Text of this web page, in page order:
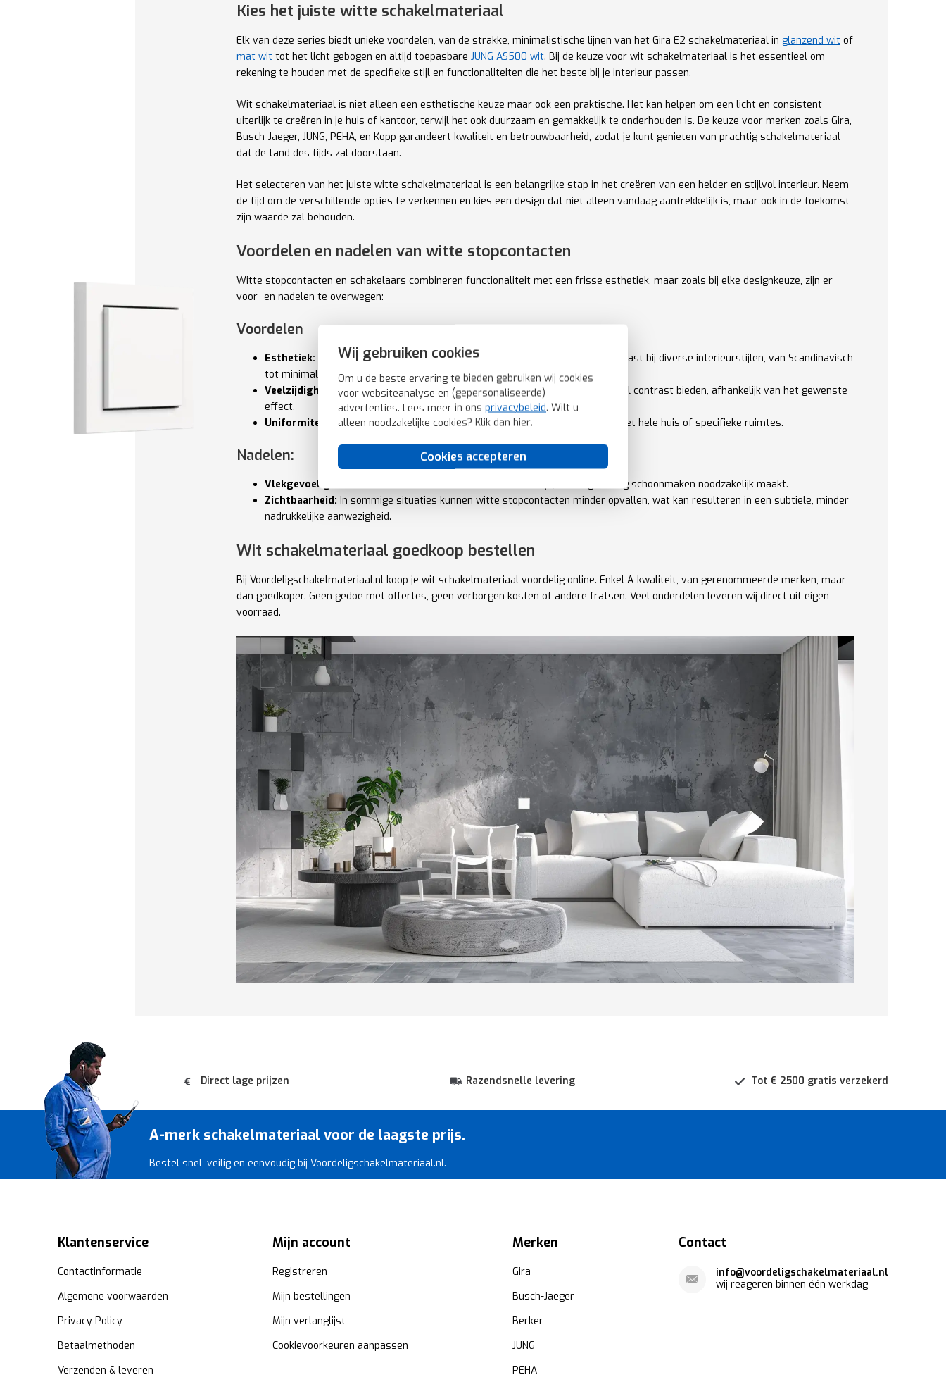
Wij gebruiken cookies
Om u de beste ervaring te bieden gebruiken wij cookies
voor websiteanalyse en (gepersonaliseerde)
advertenties. Lees meer in ons privacybeleid. Wilt u
alleen noodzakelijke cookies? Klik dan hier.
Cookies accepteren
Kies het juiste witte schakelmateriaal
Elk van deze series biedt unieke voordelen, van de strakke, minimalistische lijnen van het Gira E2 schakelmateriaal in glanzend wit of
mat wit tot het licht gebogen en altijd toepasbare JUNG AS500 wit. Bij de keuze voor wit schakelmateriaal is het essentieel om
rekening te houden met de specifieke stijl en functionaliteiten die het beste bij je interieur passen.
Wit schakelmateriaal is niet alleen een esthetische keuze maar ook een praktische. Het kan helpen om een licht en consistent
uiterlijk te creëren in je huis of kantoor, terwijl het ook duurzaam en gemakkelijk te onderhouden is. De keuze voor merken zoals Gira,
Busch-Jaeger, JUNG, PEHA, en Kopp garandeert kwaliteit en betrouwbaarheid, zodat je kunt genieten van prachtig schakelmateriaal
dat de tand des tijds zal doorstaan.
Het selecteren van het juiste witte schakelmateriaal is een belangrijke stap in het creëren van een helder en stijlvol interieur. Neem
de tijd om de verschillende opties te verkennen en kies een design dat niet alleen vandaag aantrekkelijk is, maar ook in de toekomst
zijn waarde zal behouden.
Voordelen en nadelen van witte stopcontacten
Witte stopcontacten en schakelaars combineren functionaliteit met een frisse esthetiek, maar zoals bij elke designkeuze, zijn er
voor- en nadelen te overwegen:
Voordelen
Esthetiek: Witte stopcontacten bieden een frisse en moderne look die goed past bij diverse interieurstijlen, van Scandinavisch
tot minimalistisch.
Veelzijdigheid: Ze kunnen naadloos opgaan in lichte muren of juist een subtiel contrast bieden, afhankelijk van het gewenste
effect.
Uniformiteit:
Ideaal voor het creëren van een licht en consistent uiterlijk in het hele huis of specifieke ruimtes.
Nadelen:
Vlekgevoeligheid:
Vuil en vlekken kunnen meer zichtbaar zijn, wat regelmatig schoonmaken noodzakelijk maakt.
Zichtbaarheid: In sommige situaties kunnen witte stopcontacten minder opvallen, wat kan resulteren in een subtiele, minder
nadrukkelijke aanwezigheid.
Wit schakelmateriaal goedkoop bestellen
Bij Voordeligschakelmateriaal.nl koop je wit schakelmateriaal voordelig online. Enkel A-kwaliteit, van gerenommeerde merken, maar
dan goedkoper. Geen gedoe met offertes, geen verborgen kosten of andere fratsen. Veel onderdelen leveren wij direct uit eigen
voorraad.
Direct lage prijzen Razendsnelle levering Tot € 2500 gratis verzekerd
A-merk schakelmateriaal voor de laagste prijs.
Bestel snel, veilig en eenvoudig bij Voordeligschakelmateriaal.nl.
Klantenservice
Contactinformatie
Algemene voorwaarden
Privacy Policy
Betaalmethoden
Verzenden & leveren
Mijn account
Registreren
Mijn bestellingen
Mijn verlanglijst
Cookievoorkeuren aanpassen
Merken
Gira
Busch-Jaeger
Berker
JUNG
PEHA
Contact
info@voordeligschakelmateriaal.nl
wij reageren binnen één werkdag